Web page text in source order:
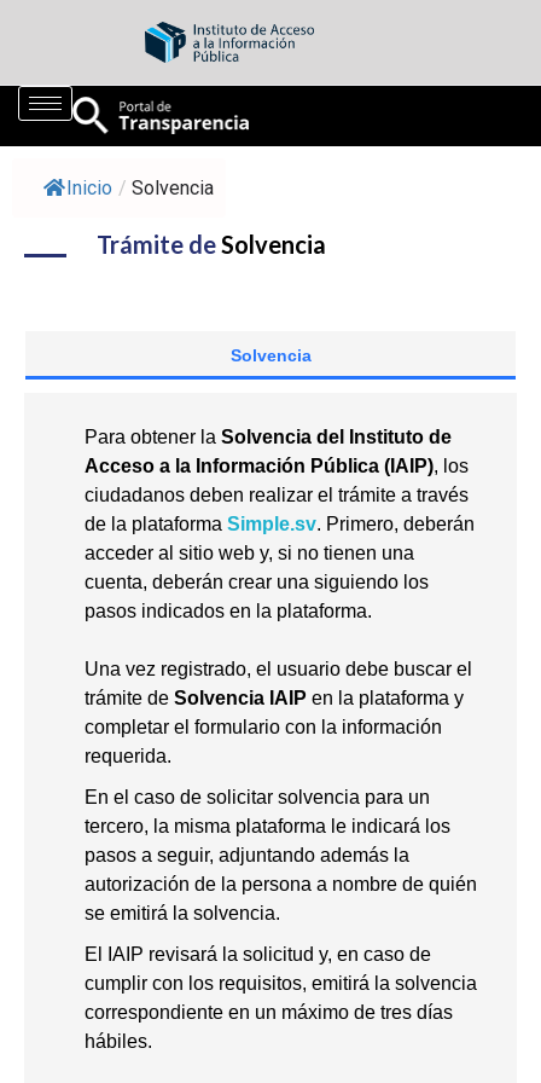
Inicio / Solvencia
Trámite deSolvencia
Solvencia
Para obtener la Solvencia del Instituto de
Acceso a la Información Pública (IAIP), los
ciudadanos deben realizar el trámite a través
de la plataforma Simple.sv. Primero, deberán
acceder al sitio web y, si no tienen una
cuenta, deberán crear una siguiendo los
pasos indicados en la plataforma.
Una vez registrado, el usuario debe buscar el
trámite de Solvencia IAIP en la plataforma y
completar el formulario con la información
requerida.
En el caso de solicitar solvencia para un
tercero, la misma plataforma le indicará los
pasos a seguir, adjuntando además la
autorización de la persona a nombre de quién
se emitirá la solvencia.
El IAIP revisará la solicitud y, en caso de
cumplir con los requisitos, emitirá la solvencia
correspondiente en un máximo de tres días
hábiles.